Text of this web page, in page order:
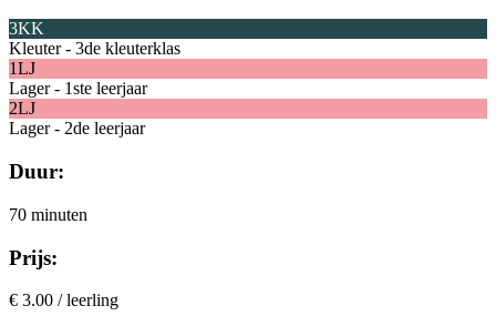
3KK
Kleuter - 3de kleuterklas
1LJ
Lager - 1ste leerjaar
2LJ
Lager - 2de leerjaar
Duur:
70 minuten
Prijs:
€ 3.00 / leerling